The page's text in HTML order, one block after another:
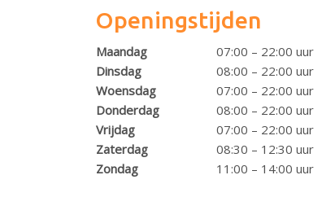
Openingstijden
Maandag
07:00 – 22:00 uur
Dinsdag
08:00 – 22:00 uur
Woensdag
07:00 – 22:00 uur
Donderdag
08:00 – 22:00 uur
Vrijdag
07:00 – 22:00 uur
Zaterdag
08:30 – 12:30 uur
Zondag
11:00 – 14:00 uur